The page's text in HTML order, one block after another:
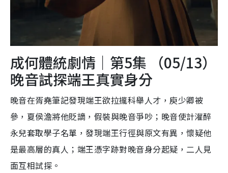
成何體統劇情｜第5集 （05/13）
晚音試探端王真實身分
晚音在胥堯筆記發現端王欲拉攏科舉人才，庾少卿被
參，夏侯澹將他貶謫，假裝與晚音爭吵；晚音使計灌醉
永兒套取學子名單，發現端王行徑與原文有異，懷疑他
是最高層的真人；端王憑字跡對晚音身分起疑，二人見
面互相試探。